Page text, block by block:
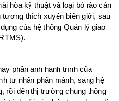
hòa kỹ thuật và loại bỏ rào cản
tương thích xuyên biên giới, sau
của hệ thống Quản lý giao
phản ánh hành trình của
tư nhân phân mảnh, sang hệ
rồi đến thị trường chung thống